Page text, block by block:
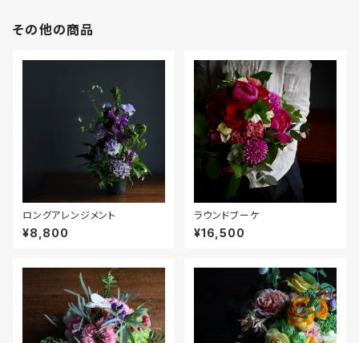
その他の商品
ロングアレンジメント
¥8,800
ラウンドブーケ
¥16,500